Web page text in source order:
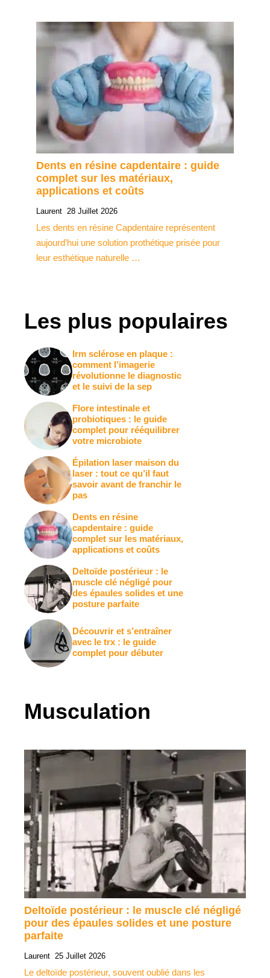
Dents en résine capdentaire : guide
complet sur les matériaux,
applications et coûts
Laurent 28 Juillet 2026
Les dents en résine Capdentaire représentent
aujourd’hui une solution prothétique prisée pour
leur esthétique naturelle …
Les plus populaires
Irm sclérose en plaque :
comment l’imagerie
révolutionne le diagnostic
et le suivi de la sep
Flore intestinale et
probiotiques : le guide
complet pour rééquilibrer
votre microbiote
Épilation laser maison du
laser : tout ce qu’il faut
savoir avant de franchir le
pas
Dents en résine
capdentaire : guide
complet sur les matériaux,
applications et coûts
Deltoïde postérieur : le
muscle clé négligé pour
des épaules solides et une
posture parfaite
Découvrir et s’entraîner
avec le trx : le guide
complet pour débuter
Musculation
Deltoïde postérieur : le muscle clé négligé
pour des épaules solides et une posture
parfaite
Laurent 25 Juillet 2026
Le deltoïde postérieur, souvent oublié dans les